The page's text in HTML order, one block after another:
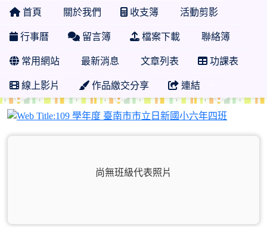
首頁 關於我們 收支簿 活動剪影
行事曆 留言簿 檔案下載 聯絡簿
常用網站 最新消息 文章列表 功課表
線上影片 作品繳交分享 連結
尚無班級代表照片